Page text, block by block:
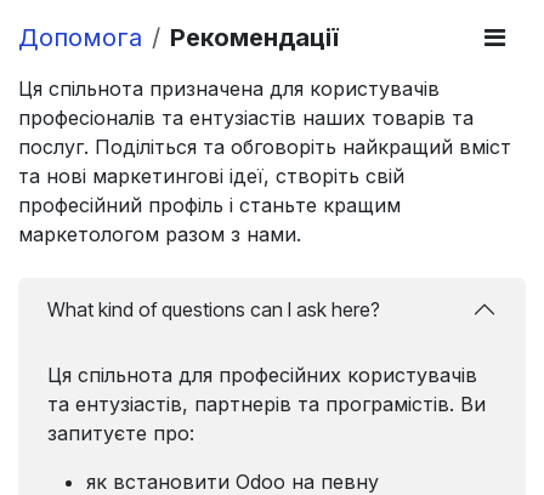
Допомога Рекомендації
Ця спільнота призначена для користувачів
професіоналів та ентузіастів наших товарів та
послуг. Поділіться та обговоріть найкращий вміст
та нові маркетингові ідеї, створіть свій
професійний профіль і станьте кращим
маркетологом разом з нами.
What kind of questions can I ask here?
Ця спільнота для професійних користувачів
та ентузіастів, партнерів та програмістів. Ви
запитуєте про:
як встановити Odoo на певну